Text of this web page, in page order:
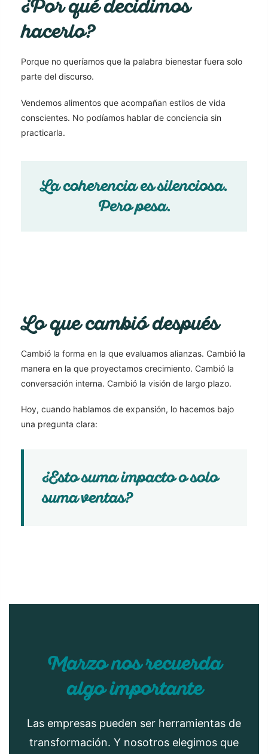
¿Por qué decidimos
hacerlo?
Porque no queríamos que la palabra bienestar fuera solo
parte del discurso.
Vendemos alimentos que acompañan estilos de vida
conscientes. No podíamos hablar de conciencia sin
practicarla.
La coherencia es silenciosa.
Pero pesa.
Lo que cambió después
Cambió la forma en la que evaluamos alianzas. Cambió la
manera en la que proyectamos crecimiento. Cambió la
conversación interna. Cambió la visión de largo plazo.
Hoy, cuando hablamos de expansión, lo hacemos bajo
una pregunta clara:
¿Esto suma impacto o solo
suma ventas?
Marzo nos recuerda
algo importante
Las empresas pueden ser herramientas de
transformación. Y nosotros elegimos que